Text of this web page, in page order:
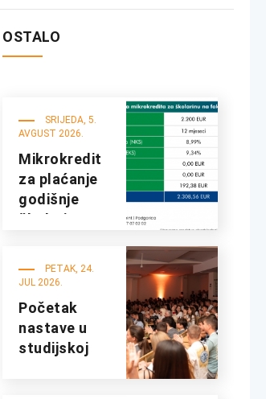
OSTALO
SRIJEDA, 5.
AVGUST 2026.
Mikrokredit
za plaćanje
godišnje
školarine na
PETAK, 24.
JUL 2026.
Početak
nastave u
studijskoj